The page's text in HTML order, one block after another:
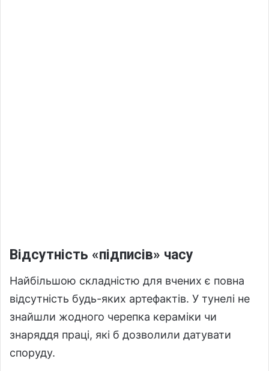
Відсутність «підписів» часу
Найбільшою складністю для вчених є повна
відсутність будь-яких артефактів. У тунелі не
знайшли жодного черепка кераміки чи
знаряддя праці, які б дозволили датувати
споруду.